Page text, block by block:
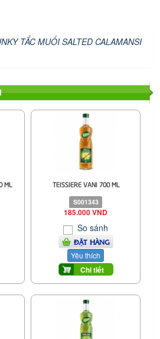
TẮC MUỐI SALTED CALAMANSI
ML
TEISSIERE VANI 700 ML
S001343
185.000 VND
So sánh
ĐẶT HÀNG
Yêu thích
Chi tiết